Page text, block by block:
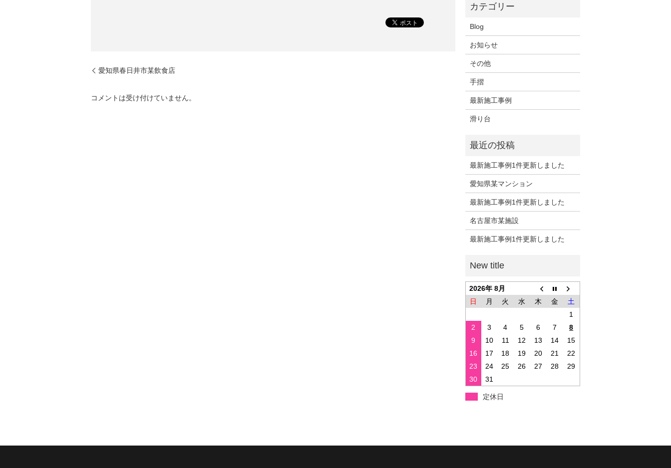
愛知県春日井市某飲食店
コメントは受け付けていません。
Blog
お知らせ
その他
手摺
最新施工事例
滑り台
最新施工事例1件更新しました
愛知県某マンション
最新施工事例1件更新しました
名古屋市某施設
最新施工事例1件更新しました
2026年 8月
日
月 火 水 木 金
土
1
2
3 4 5 6 7
8
9
10 11 12 13 14
15
16
17 18 19 20 21
22
23
24 25 26 27 28
29
30
31
定休日